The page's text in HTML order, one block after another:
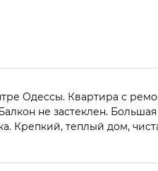
Одессы. Квартира с
не застеклен.
Крепкий, теплый дом,